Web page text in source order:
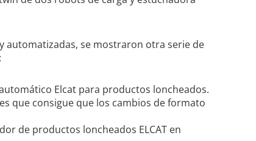
automatizadas, se mostraron otra serie de
Elcat para productos loncheados.
que consigue que los cambios de formato